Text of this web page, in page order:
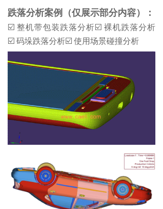
跌落分析案例（仅展示部分内容）：
☑️ 整机带包装跌落分析☑️ 裸机跌落分析
☑️ 码垛跌落分析☑️ 使用场景碰撞分析